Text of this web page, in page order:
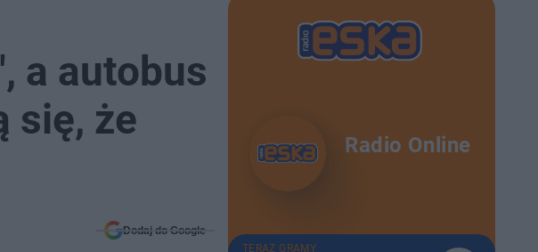
a autobus
się, że
Dodaj do Google
Radio Online
TERAZ GRAMY